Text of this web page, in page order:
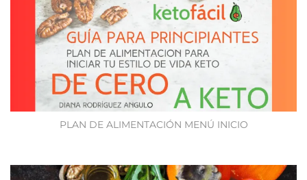
PLAN DE ALIMENTACIÓN MENÚ INICIO